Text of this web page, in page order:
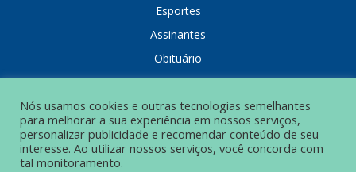
Esportes
Assinantes
Obituário
Colunistas
POLÍTICA DE PRIVACIDADE
Nós usamos cookies e outras tecnologias semelhantes
para melhorar a sua experiência em nossos serviços,
personalizar publicidade e recomendar conteúdo de seu
interesse. Ao utilizar nossos serviços, você concorda com
tal monitoramento.